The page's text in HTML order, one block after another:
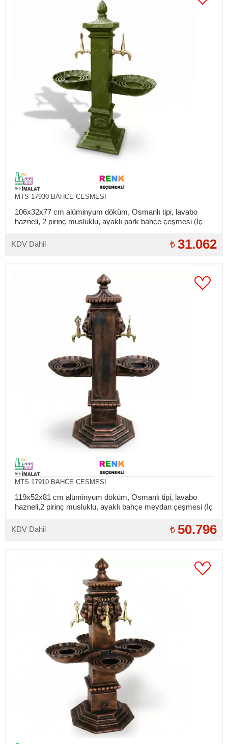
MTS 17930 BAHCE CESMESI
106x32x77 cm alüminyum döküm, Osmanlı tipi, lavabo
hazneli, 2 pirinç musluklu, ayaklı park bahçe çeşmesi (İç
KDV Dahil
31.062
MTS 17910 BAHCE CESMESI
119x52x81 cm alüminyum döküm, Osmanlı tipi, lavabo
hazneli,2 pirinç musluklu, ayaklı bahçe meydan çeşmesi (İç
KDV Dahil
50.796